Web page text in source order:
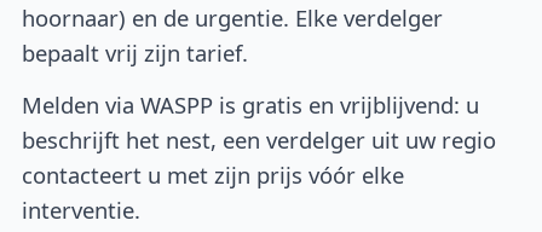
hoornaar) en de urgentie. Elke verdelger
bepaalt vrij zijn tarief.
Melden via WASPP is gratis en vrijblijvend: u
beschrijft het nest, een verdelger uit uw regio
contacteert u met zijn prijs vóór elke
interventie.